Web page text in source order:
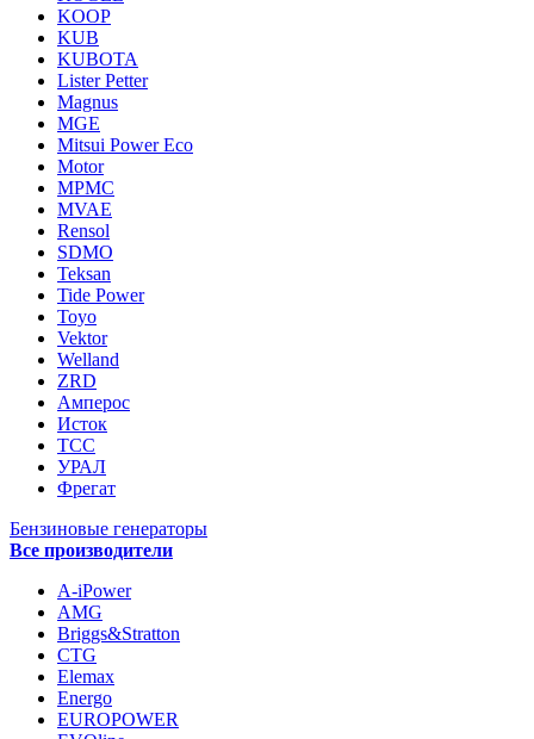
KOOP
KUB
KUBOTA
Lister Petter
Magnus
MGE
Mitsui Power Eco
Motor
MPMC
MVAE
Rensol
SDMO
Teksan
Tide Power
Toyo
Vektor
Welland
ZRD
Амперос
Исток
ТСС
УРАЛ
Фрегат
Бензиновые генераторы
Все производители
A-iPower
AMG
Briggs&Stratton
CTG
Elemax
Energo
EUROPOWER